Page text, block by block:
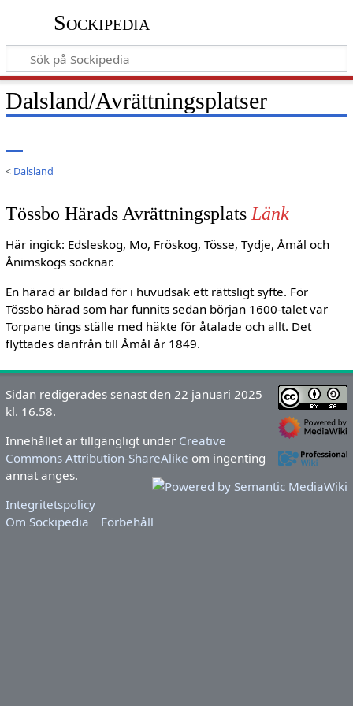
Sockipedia
Dalsland/Avrättningsplatser
< Dalsland
Tössbo Härads Avrättningsplats Länk
Här ingick: Edsleskog, Mo, Fröskog, Tösse, Tydje, Åmål och
Ånimskogs socknar.
En härad är bildad för i huvudsak ett rättsligt syfte. För
Tössbo härad som har funnits sedan början 1600-talet var
Torpane tings ställe med häkte för åtalade och allt. Det
flyttades därifrån till Åmål år 1849.
Sidan redigerades senast den 22 januari 2025
kl. 16.58.
Innehållet är tillgängligt under Creative
Commons Attribution-ShareAlike om ingenting
annat anges.
Integritetspolicy
Om Sockipedia
Förbehåll